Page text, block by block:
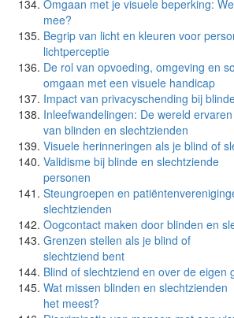
Omgaan met je visuele beperking:
mee?
Begrip van licht en kleuren voor
lichtperceptie
De rol van opvoeding, omgeving en
omgaan met een visuele handicap
Impact van privacyschending bij
Inleefwandelingen: De wereld ervaren
van blinden en slechtzienden
Visuele herinneringen als je blind of
Validisme bij blinde en slechtziende
personen
Steungroepen en
slechtzienden
Oogcontact maken door blinden en
Grenzen stellen als je blind of
slechtziend bent
Blind of slechtziend en over de eigen
Wat missen blinden en slechtzienden
het meest?